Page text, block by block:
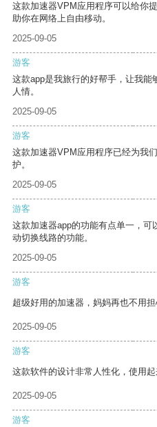
这款加速器VPM应用程序可以给你
助你在网络上自由移动。
2025-09-05
游客
这款app是我旅行的好帮手，让我
人情。
2025-09-05
游客
这款加速器VPM应用程序已经为我
护。
2025-09-05
游客
这款加速器app的功能有点单一，可
动切换线路的功能。
2025-09-05
游客
超级好用的加速器，妈妈再也不用担
2025-09-05
游客
这款软件的设计非常人性化，使用起
2025-09-05
游客